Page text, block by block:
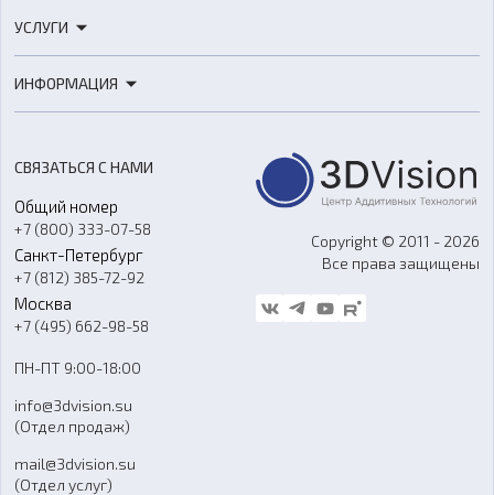
3D-сканеры
Расходные материалы
Оборудование и материалы для вакуумного литья
Аксессуары и прочее оборудование
Программное обеспечение
УСЛУГИ
3D-моделирование
Ремонт и услуги
ИНФОРМАЦИЯ
О компании
Контакты
Гос. закупки
Стать дилером
Блог
FAQ
СВЯЗАТЬСЯ С НАМИ
Общий номер
+7 (800) 333-07-58
Санкт-Петербург
+7 (812) 385-72-92
Москва
+7 (495) 662-98-58
ПН-ПТ 9:00-18:00
info@3dvision.su
(Отдел продаж)
mail@3dvision.su
(Отдел услуг)
Copyright © 2011 - 2026
Все права защищены